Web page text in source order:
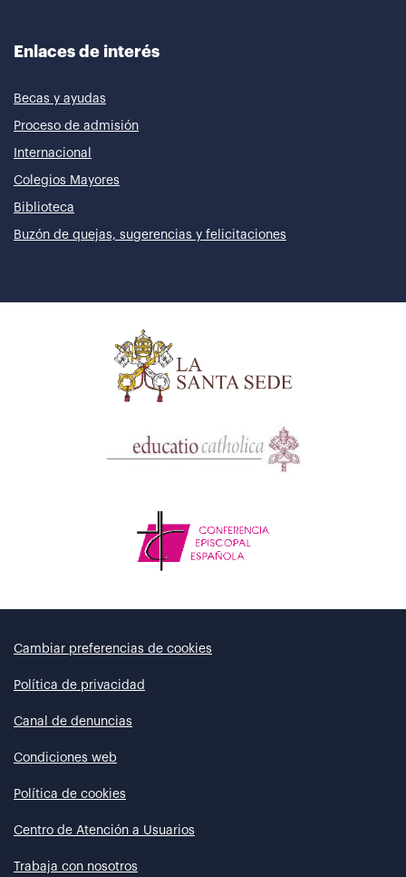
Enlaces de interés
Becas y ayudas
Proceso de admisión
Internacional
Colegios Mayores
Biblioteca
Buzón de quejas, sugerencias y felicitaciones
Cambiar preferencias de cookies
Política de privacidad
Canal de denuncias
Condiciones web
Política de cookies
Centro de Atención a Usuarios
Trabaja con nosotros